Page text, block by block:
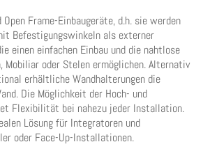
Frame-Einbaugeräte, d.h. sie werden
Befestigungswinkeln als externer
einen einfachen Einbau und die nahtlose
Mobiliar oder Stelen ermöglichen. Alternativ
erhältliche Wandhalterungen die
Die Möglichkeit der Hoch- und
Flexibilität bei nahezu jeder Installation.
Lösung für Integratoren und
oder Face-Up-Installationen.